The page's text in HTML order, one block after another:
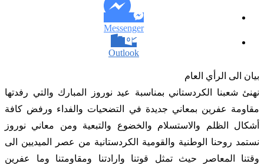
Messenger
Outlook
بيان الى الرأي العام
نهنئ شعبنا الكردستاني بمناسبة عيد نوروز المبارك والتي رفدتها
مقاومة عفرين بمعاني جديدة في التضحيات والفداء ورفض كافة
أشكال الظلم والاستسلام والخضوع والتبعية ومن معاني نوروز
نستمد روحنا الوطنية والقومية الكردستانية من عصر الميديين الى
وقتنا المعاصر حيث تمثل قوتنا وارادتنا ومقاومتنا وما عفرين